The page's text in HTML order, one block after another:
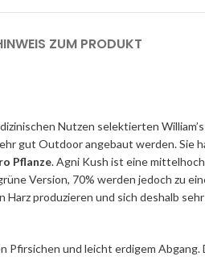
ZUM PRODUKT
Nutzen selektierten
gut Outdoor angebaut werden. Sie
Pflanze. Agni Kush ist eine
Version, 70% werden jedoch zu
produzieren und sich deshalb
Pfirsichen und leicht erdigem Abgang.